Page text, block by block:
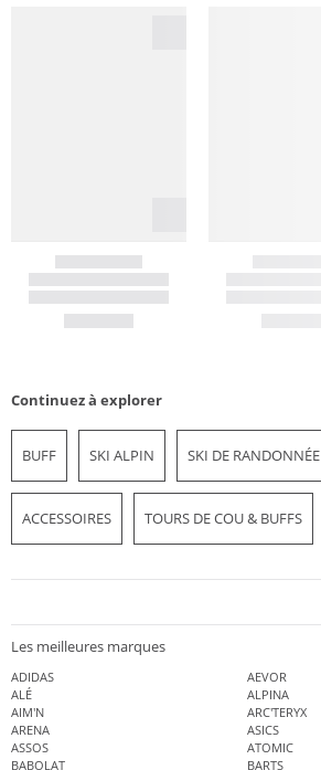
Continuez à explorer
BUFF SKI ALPIN SKI DE RANDONNÉE
ACCESSOIRES TOURS DE COU & BUFFS
Les meilleures marques
ADIDAS
AEVOR
ALÉ
ALPINA
AIM'N
ARC'TERYX
ARENA
ASICS
ASSOS
ATOMIC
BABOLAT
BARTS